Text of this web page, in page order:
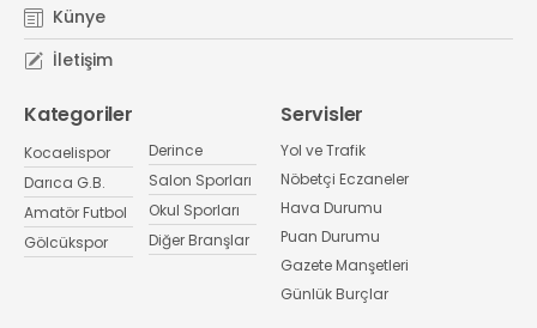
Künye
İletişim
Kategoriler
Kocaelispor
Darıca G.B.
Amatör Futbol
Gölcükspor
Derince
Salon Sporları
Okul Sporları
Diğer Branşlar
Servisler
Yol ve Trafik
Nöbetçi Eczaneler
Hava Durumu
Puan Durumu
Gazete Manşetleri
Günlük Burçlar